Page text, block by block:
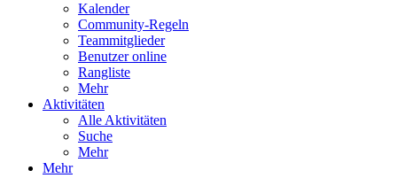
Kalender
Community-Regeln
Teammitglieder
Benutzer online
Rangliste
Mehr
Aktivitäten
Alle Aktivitäten
Suche
Mehr
Mehr